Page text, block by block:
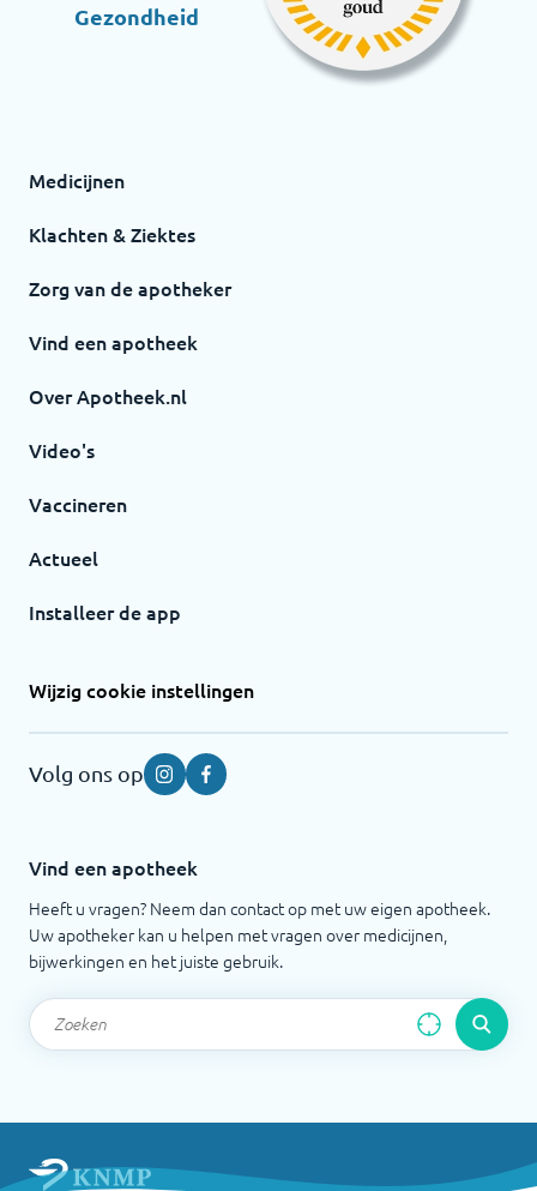
Gezondheid
Medicijnen
Klachten & Ziektes
Zorg van de apotheker
Vind een apotheek
Over Apotheek.nl
Video's
Vaccineren
Actueel
Installeer de app
Wijzig cookie instellingen
Volg ons op InstagramFacebook
Vind een apotheek
Heeft u vragen? Neem dan contact op met uw eigen apotheek.
Uw apotheker kan u helpen met vragen over medicijnen,
bijwerkingen en het juiste gebruik.